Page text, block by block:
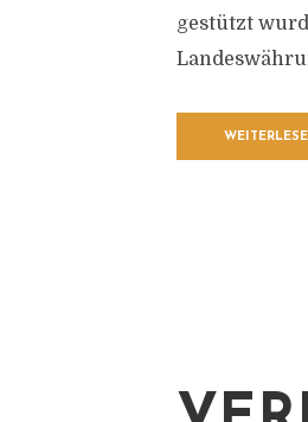
gestützt